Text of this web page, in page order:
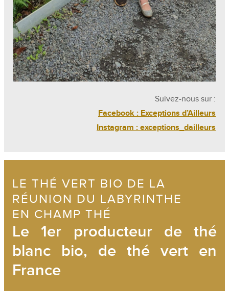
Suivez-nous sur :
Facebook : Exceptions d’Ailleurs
Instagram : exceptions_dailleurs
LE THÉ VERT BIO DE LA
RÉUNION DU LABYRINTHE
EN CHAMP THÉ
Le 1er producteur de thé
blanc bio, de thé vert en
France